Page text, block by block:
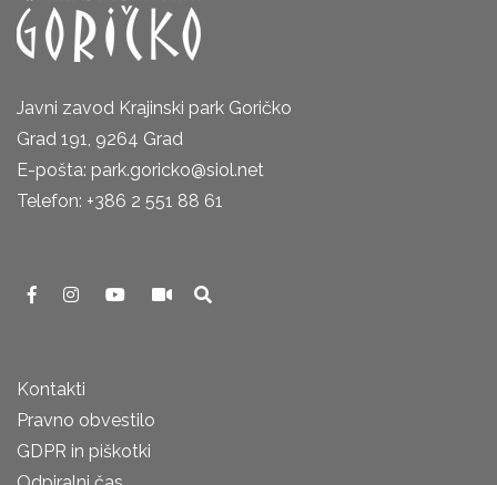
Javni zavod Krajinski park Goričko
Grad 191, 9264 Grad
E-pošta: park.goricko@siol.net
Telefon: +386 2 551 88 61
Kontakti
Pravno obvestilo
GDPR in piškotki